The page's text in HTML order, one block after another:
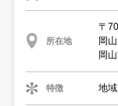
所在地
〒
岡
岡
特徴 地